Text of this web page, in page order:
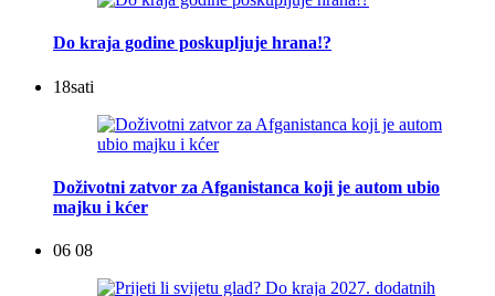
Do kraja godine poskupljuje hrana!?
18sati
Doživotni zatvor za Afganistanca koji je autom ubio
majku i kćer
06 08